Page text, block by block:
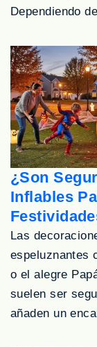
Dependiendo
¿Son
Inflables
Las
espeluznantes
o el alegre
suelen ser
añaden un